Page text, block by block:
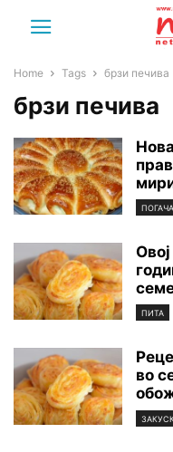
Home Tags брзи печива
брзи печива
ПОГАЧА
ПИТА
во